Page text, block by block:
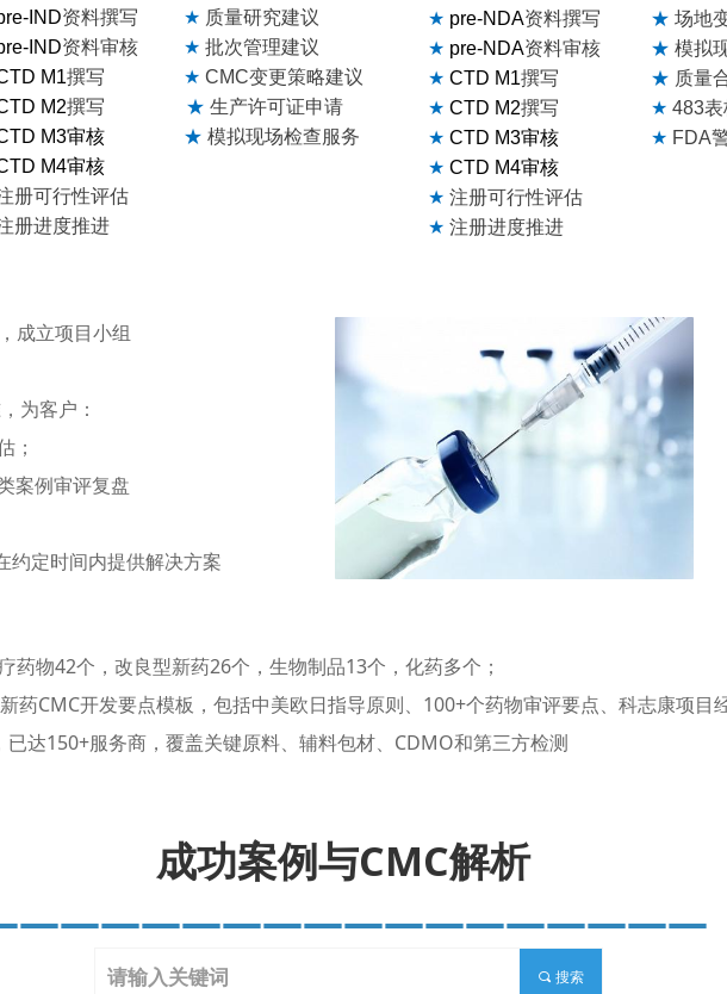
客户：
审评复盘
间内提供解决方案
个，改良型新药26个，生物制品13个，化药多个；
开发要点模板，包括中美欧日指导原则、100+个药物审评要点、科志康项目经验
服务商，覆盖关键原料、辅料包材、CDMO和第三方检测
IND资料撰写
IND资料审核
M1撰写
M2撰写
M3审核
M4审核
册可行性评估
册进度推进
★ 质量研究建议
★ 批次管理建议
★ CMC变更策略建议
★ 生产许可证申请
★ 模拟现场检查服务
★ pre-NDA资料撰写
★ pre-NDA资料审核
★ CTD M1撰写
★ CTD M2撰写
★ CTD M3审核
★ CTD M4审核
★ 注册可行性评估
★ 注册进度推进
★ 场地
★ 模拟
★ 质量
★ 483表
★ FDA
成功案例与CMC解析
끠 搜索
成立项目小组
为客户：
；
例审评复盘
定时间内提供解决方案
物42个，改良型新药26个，生物制品13个，化药多个；
CMC开发要点模板，包括中美欧日指导原则、100+个药物审评要点、科志康项目
达150+服务商，覆盖关键原料、辅料包材、CDMO和第三方检测